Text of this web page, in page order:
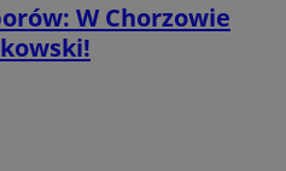
W Chorzowie